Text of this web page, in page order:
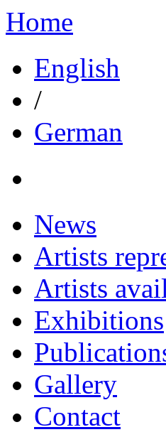
Home
English
/
German
News
Artists
Artists
Exhibitions
Gallery
Contact